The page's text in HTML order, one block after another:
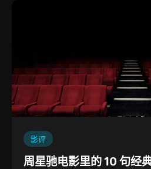
影评
周星驰电影里的 10 句经